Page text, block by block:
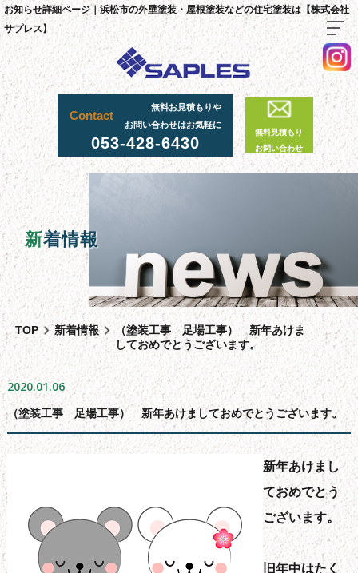
お知らせ詳細ページ｜浜松市の外壁塗装・屋根塗装などの住宅塗装は【株式会社
サプレス】
Contact
無料お見積もりや
お問い合わせはお気軽に
053-428-6430
無料見積もり
お問い合わせ
新着情報
TOP 新着情報
（塗装工事 足場工事） 新年あけま
しておめでとうございます。
TOP
料金・施工までの流れ
サプレスが選ばれる理由
外壁・屋根塗装工事
足場工事について
採用情報
足場実績
資材置場について
先輩社員の声
スタッフ紹介
よくある質問
会社概要
無料お見積もり
お問い合わせフォーム
シーリング工事について
ブログ
2020.01.06
（塗装工事 足場工事） 新年あけましておめでとうございます。
新年あけまし
ておめでとう
ございます。
旧年中はたく